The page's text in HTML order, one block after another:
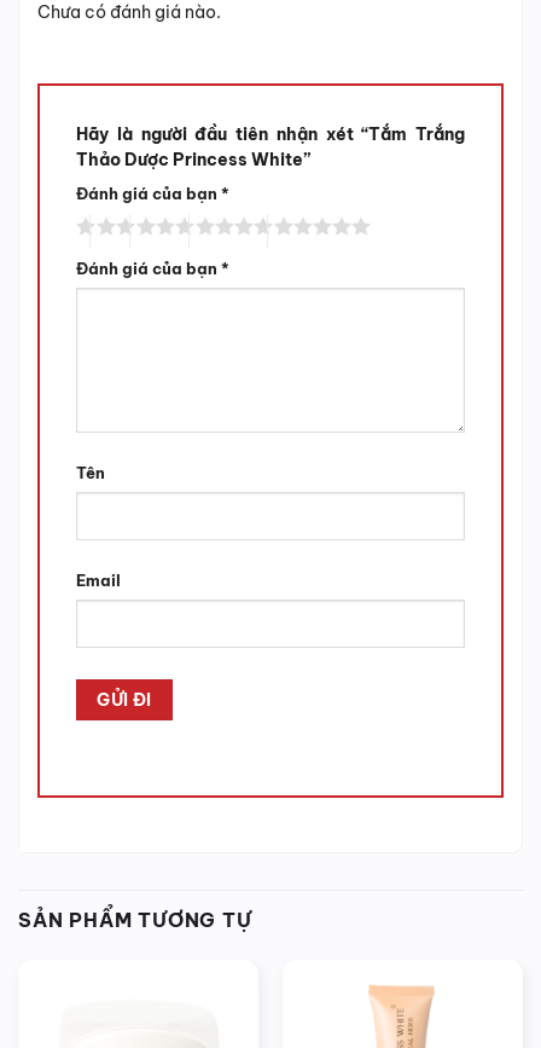
Chưa có đánh giá nào.
Hãy là người đầu tiên nhận xét “Tắm Trắng
Thảo Dược Princess White”
Đánh giá của bạn *
Đánh giá của bạn *
Tên
Email
SẢN PHẨM TƯƠNG TỰ